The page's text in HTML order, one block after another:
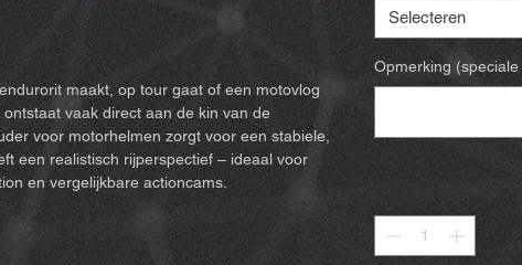
maakt, op tour gaat of een motovlog
vaak direct aan de kin van de
voor motorhelmen zorgt voor een stabiele,
een realistisch rijperspectief – ideaal voor
en vergelijkbare actioncams.
Selecteren
Opmerking